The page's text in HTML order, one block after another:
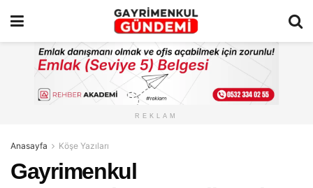
REKLAM
Anasayfa Köşe Yazıları
Gayrimenkul